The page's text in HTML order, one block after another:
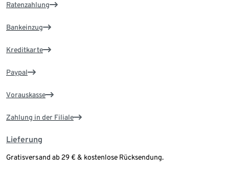
Ratenzahlung
Bankeinzug
Kreditkarte
Paypal
Vorauskasse
Zahlung in der Filiale
Lieferung
Gratisversand ab 29 € & kostenlose Rücksendung.